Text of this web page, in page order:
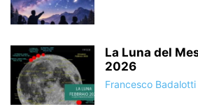
La Luna del
2026
Francesco Badalotti